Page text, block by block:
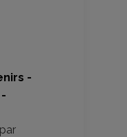
-
par